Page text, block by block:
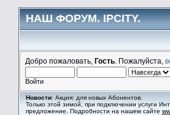
НАШ ФОРУМ. IPCITY.
Добро пожаловать, Гость . Пожалуйста,
Войти
Новости: Акция: для новых Абонентов.
Только этой зимой, при подключении услуги
предложение. Подробности на нашем сайте